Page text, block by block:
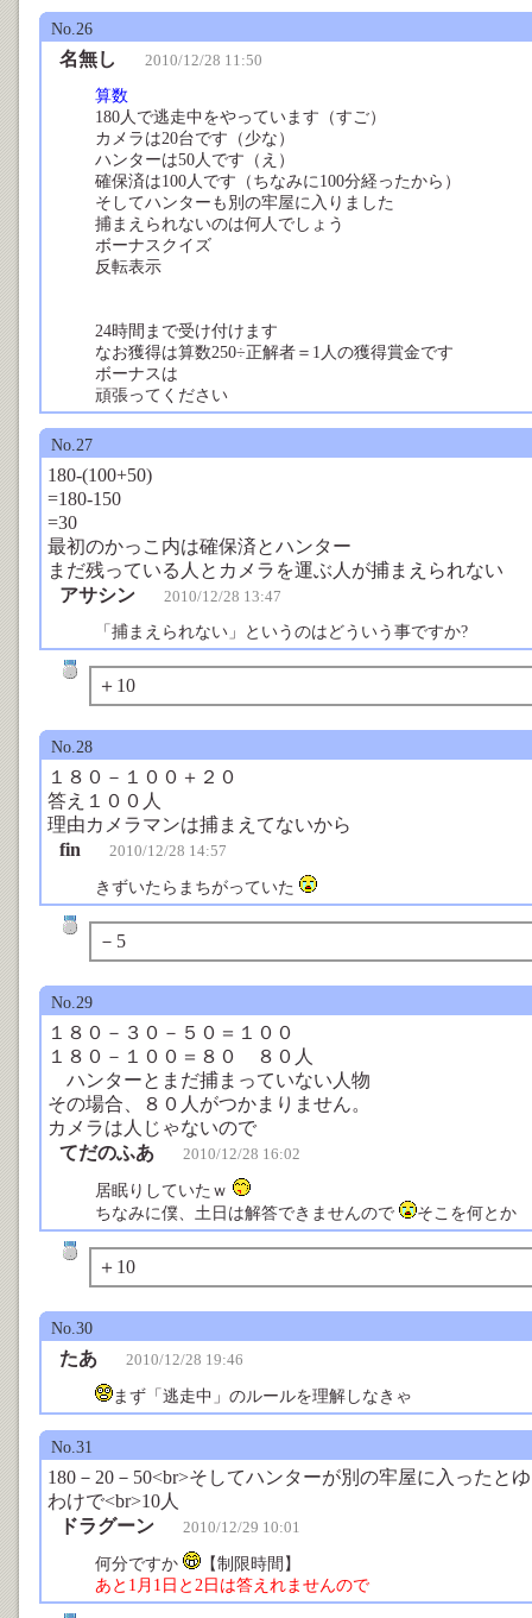
No.26
名無し 2010/12/28 11:50
算数
180人で逃走中をやっています（すご）
カメラは20台です（少な）
ハンターは50人です（え）
確保済は100人です（ちなみに100分経ったから）
そしてハンターも別の牢屋に入りました
捕まえられないのは何人でしょう
ボーナスクイズ
反転表示
24時間まで受け付けます
なお獲得は算数250÷正解者＝1人の獲得賞金です
ボーナスは
頑張ってください
No.27
180-(100+50)
=180-150
=30
最初のかっこ内は確保済とハンター
まだ残っている人とカメラを運ぶ人が捕まえられない
アサシン
2010/12/28 13:47
「捕まえられない」というのはどういう事ですか?
＋10
No.28
１８０－１００＋２０
答え１００人
理由カメラマンは捕まえてないから
fin
2010/12/28 14:57
きずいたらまちがっていた
－5
No.29
１８０－３０－５０＝１００
１８０－１００＝８０ ８０人
ハンターとまだ捕まっていない人物
その場合、８０人がつかまりません。
カメラは人じゃないので
てだのふあ
2010/12/28 16:02
居眠りしていたｗ
ちなみに僕、土日は解答できませんので
そこを何とか
＋10
No.30
たあ 2010/12/28 19:46
まず「逃走中」のルールを理解しなきゃ
No.31
180－20－50<br>そしてハンターが別の牢屋に入ったと
わけで<br>10人
ドラグーン
2010/12/29 10:01
何分ですか
【制限時間】
あと1月1日と2日は答えれませんので